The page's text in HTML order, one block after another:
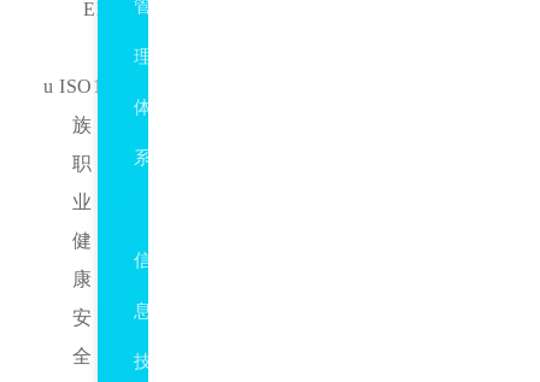
EMS
u ISO18000
族：
职
业
健
康
安
全
管
理
体
系
信
息
技